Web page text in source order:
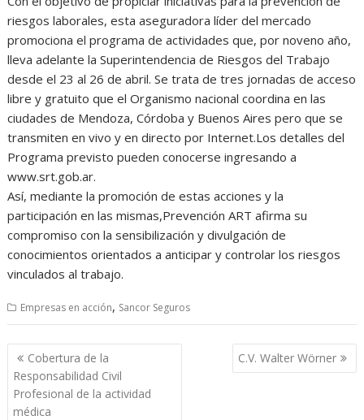
riesgos laborales, esta aseguradora líder del mercado
promociona el programa de actividades que, por noveno año,
lleva adelante la Superintendencia de Riesgos del Trabajo
desde el 23 al 26 de abril. Se trata de tres jornadas de acceso
libre y gratuito que el Organismo nacional coordina en las
ciudades de Mendoza, Córdoba y Buenos Aires pero que se
transmiten en vivo y en directo por Internet.Los detalles del
Programa previsto pueden conocerse ingresando a
www.srt.gob.ar.
Así, mediante la promoción de estas acciones y la
participación en las mismas,Prevención ART afirma su
compromiso con la sensibilización y divulgación de
conocimientos orientados a anticipar y controlar los riesgos
vinculados al trabajo.
Empresas en acción, Sancor Seguros
Navegación
de
entradas
Cobertura de la
Responsabilidad Civil
Profesional de la actividad
médica
C.V. Walter Wörner